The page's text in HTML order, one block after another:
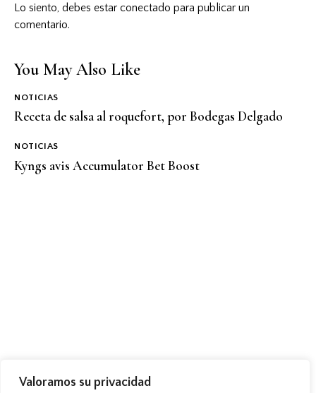
Valoramos su privacidad
Lo siento, debes estar conectado para publicar un
comentario.
You May Also Like
NOTICIAS
Receta de salsa al roquefort, por Bodegas Delgado
NOTICIAS
Kyngs avis Accumulator Bet Boost
TIENDA NOTICIAS